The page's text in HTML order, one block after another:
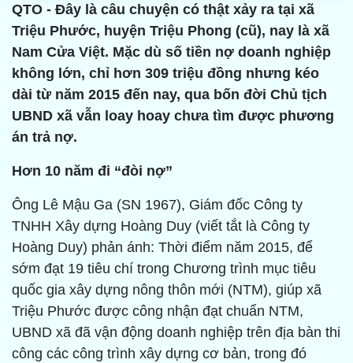
QTO - Đây là câu chuyện có thật xảy ra tại xã
Triệu Phước, huyện Triệu Phong (cũ), nay là xã
Nam Cửa Việt. Mặc dù số tiền nợ doanh nghiệp
không lớn, chỉ hơn 309 triệu đồng nhưng kéo
dài từ năm 2015 đến nay, qua bốn đời Chủ tịch
UBND xã vẫn loay hoay chưa tìm được phương
án trả nợ.
Hơn 10 năm đi “đòi nợ”
Ông Lê Mậu Ga (SN 1967), Giám đốc Công ty
TNHH Xây dựng Hoàng Duy (viết tắt là Công ty
Hoàng Duy) phản ánh: Thời điểm năm 2015, để
sớm đạt 19 tiêu chí trong Chương trình mục tiêu
quốc gia xây dựng nông thôn mới (NTM), giúp xã
Triệu Phước được công nhận đạt chuẩn NTM,
UBND xã đã vận động doanh nghiệp trên địa bàn thi
công các công trình xây dựng cơ bản, trong đó